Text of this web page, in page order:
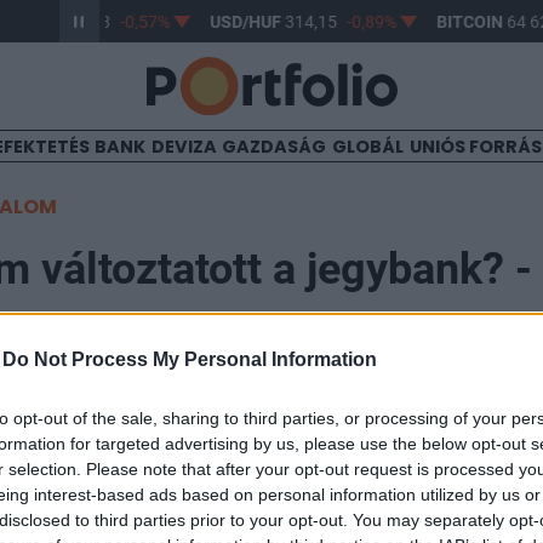
Do Not Process My Personal Information
opt-out of the sale, sharing to third parties, or processing of your
for targeted advertising by us, please use the below opt-out
selection. Please note that after your opt-out request is processed
interest-based ads based on personal information utilized by us
to third parties prior to your opt-out. You may separately
363,33 -0,57% USD/HUF314,15 -0,89% BITCOIN64
BANK DEVIZA GAZDASÁG GLOBÁL UNIÓS
változtatott a jegybank?
áttanulmányozta és véleményezte az MNB
az infláció alakulásáról" című kiadványt. A